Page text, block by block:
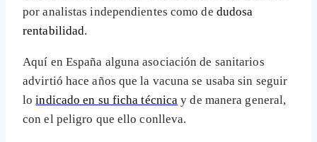
por analistas independientes como de dudosa
rentabilidad.
Aquí en España alguna asociación de sanitarios
advirtió hace años que la vacuna se usaba sin seguir
loindicado en su ficha técnica y de manera general,
con el peligro que ello conlleva.